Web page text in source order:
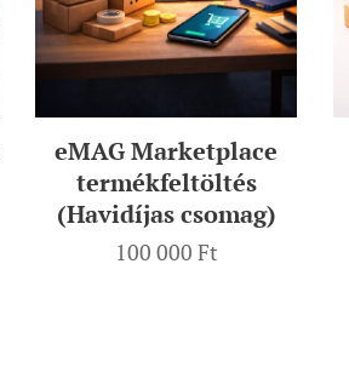
eMAG Marketplace
termékfeltöltés
(Havidíjas csomag)
100 000 Ft